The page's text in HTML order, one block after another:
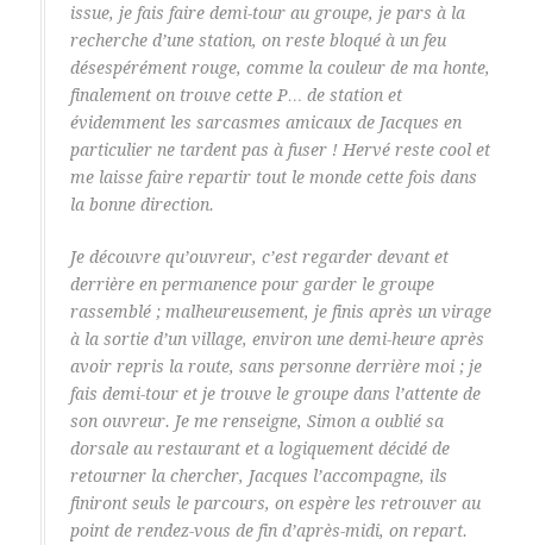
issue, je fais faire demi-tour au groupe, je pars à la
recherche d’une station, on reste bloqué à un feu
désespérément rouge, comme la couleur de ma honte,
finalement on trouve cette P… de station et
évidemment les sarcasmes amicaux de Jacques en
particulier ne tardent pas à fuser ! Hervé reste cool et
me laisse faire repartir tout le monde cette fois dans
la bonne direction.
Je découvre qu’ouvreur, c’est regarder devant et
derrière en permanence pour garder le groupe
rassemblé ; malheureusement, je finis après un virage
à la sortie d’un village, environ une demi-heure après
avoir repris la route, sans personne derrière moi ; je
fais demi-tour et je trouve le groupe dans l’attente de
son ouvreur. Je me renseigne, Simon a oublié sa
dorsale au restaurant et a logiquement décidé de
retourner la chercher, Jacques l’accompagne, ils
finiront seuls le parcours, on espère les retrouver au
point de rendez-vous de fin d’après-midi, on repart.